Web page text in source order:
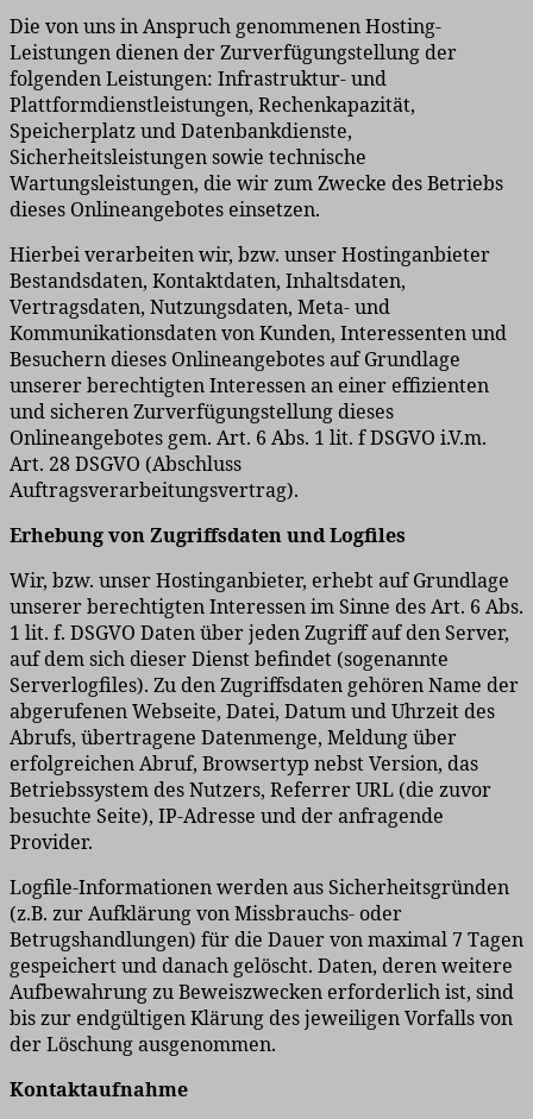
Die von uns in Anspruch genommenen Hosting-
Leistungen dienen der Zurverfügungstellung der
folgenden Leistungen: Infrastruktur- und
Plattformdienstleistungen, Rechenkapazität,
Speicherplatz und Datenbankdienste,
Sicherheitsleistungen sowie technische
Wartungsleistungen, die wir zum Zwecke des Betriebs
dieses Onlineangebotes einsetzen.
Hierbei verarbeiten wir, bzw. unser Hostinganbieter
Bestandsdaten, Kontaktdaten, Inhaltsdaten,
Vertragsdaten, Nutzungsdaten, Meta- und
Kommunikationsdaten von Kunden, Interessenten und
Besuchern dieses Onlineangebotes auf Grundlage
unserer berechtigten Interessen an einer effizienten
und sicheren Zurverfügungstellung dieses
Onlineangebotes gem. Art. 6 Abs. 1 lit. f DSGVO i.V.m.
Art. 28 DSGVO (Abschluss
Auftragsverarbeitungsvertrag).
Erhebung von Zugriffsdaten und Logfiles
Wir, bzw. unser Hostinganbieter, erhebt auf Grundlage
unserer berechtigten Interessen im Sinne des Art. 6 Abs.
1 lit. f. DSGVO Daten über jeden Zugriff auf den Server,
auf dem sich dieser Dienst befindet (sogenannte
Serverlogfiles). Zu den Zugriffsdaten gehören Name der
abgerufenen Webseite, Datei, Datum und Uhrzeit des
Abrufs, übertragene Datenmenge, Meldung über
erfolgreichen Abruf, Browsertyp nebst Version, das
Betriebssystem des Nutzers, Referrer URL (die zuvor
besuchte Seite), IP-Adresse und der anfragende
Provider.
Logfile-Informationen werden aus Sicherheitsgründen
(z.B. zur Aufklärung von Missbrauchs- oder
Betrugshandlungen) für die Dauer von maximal 7 Tagen
gespeichert und danach gelöscht. Daten, deren weitere
Aufbewahrung zu Beweiszwecken erforderlich ist, sind
bis zur endgültigen Klärung des jeweiligen Vorfalls von
der Löschung ausgenommen.
Kontaktaufnahme